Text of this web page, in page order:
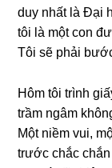
duy nhất là Đại
tôi là một con
Tôi ѕẽ phải
Hôm tôi trình
trầm ngâm
Một niềm vui,
trước chắc